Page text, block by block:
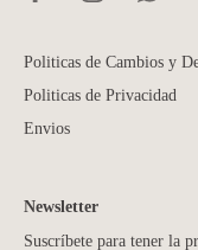
Politicas de Cambios y
Politicas de Privacidad
Envios
Newsletter
Suscríbete para tener la